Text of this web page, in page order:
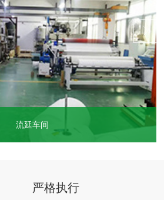
流延车间
严格执行